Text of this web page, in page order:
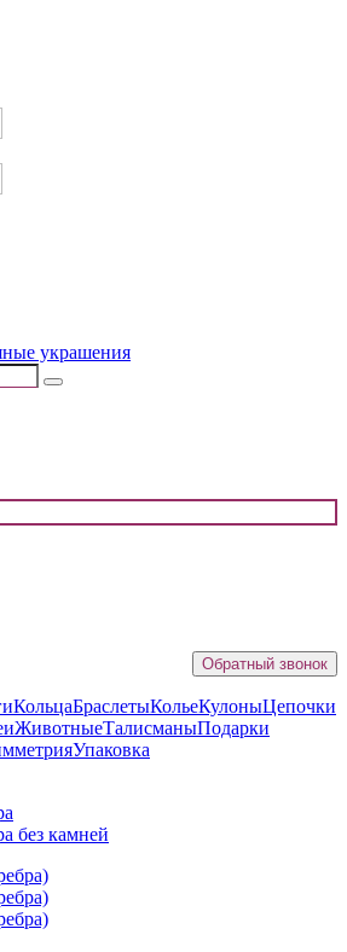
Обратный звонок
КольцаБраслетыКольеКулоныЦепочки
ЖивотныеТалисманыПодарки
Упаковка
без камней